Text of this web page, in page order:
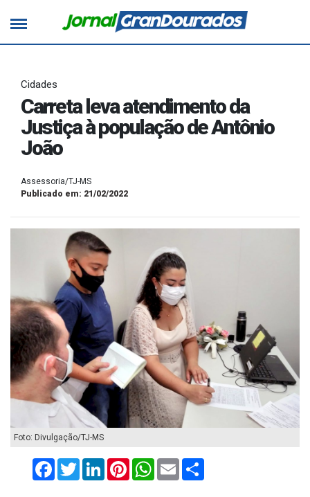
Cidades
Carreta leva atendimento da
Justiça à população de Antônio
João
Assessoria/TJ-MS
Publicado em: 21/02/2022
Foto: Divulgação/TJ-MS
FacebookTwitterLinkedInPinterestWhatsApp
Email